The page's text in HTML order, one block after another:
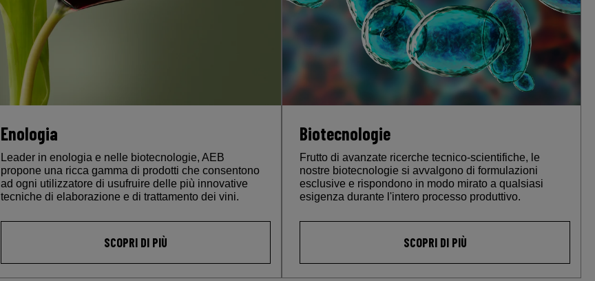
Enologia
Leader in enologia e nelle biotecnologie, AEB
propone una ricca gamma di prodotti che consentono
ad ogni utilizzatore di usufruire delle più innovative
tecniche di elaborazione e di trattamento dei vini.
SCOPRI DI PIÙ
Biotecnologie
Frutto di avanzate ricerche tecnico-scientifiche, le
nostre biotecnologie si avvalgono di formulazioni
esclusive e rispondono in modo mirato a qualsiasi
esigenza durante l'intero processo produttivo.
SCOPRI DI PIÙ